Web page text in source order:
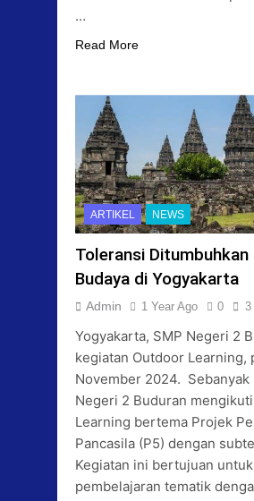
…
Read More
ARTIKEL NEWS
Toleransi
Budaya di Yogyakarta
Admin 1 Year Ago 0
Yogyakarta, SMP Negeri 2
kegiatan Outdoor Learning,
November 2024. Sebanyak
Negeri 2 Buduran
Learning bertema Projek
Pancasila (P5) dengan
Kegiatan ini bertujuan
pembelajaran tematik